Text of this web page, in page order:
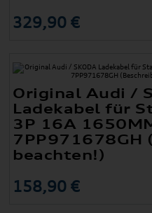
329,90 €
Original Audi /
Ladekabel für
3P 16A
7PP971678GH
beachten!)
158,90 €